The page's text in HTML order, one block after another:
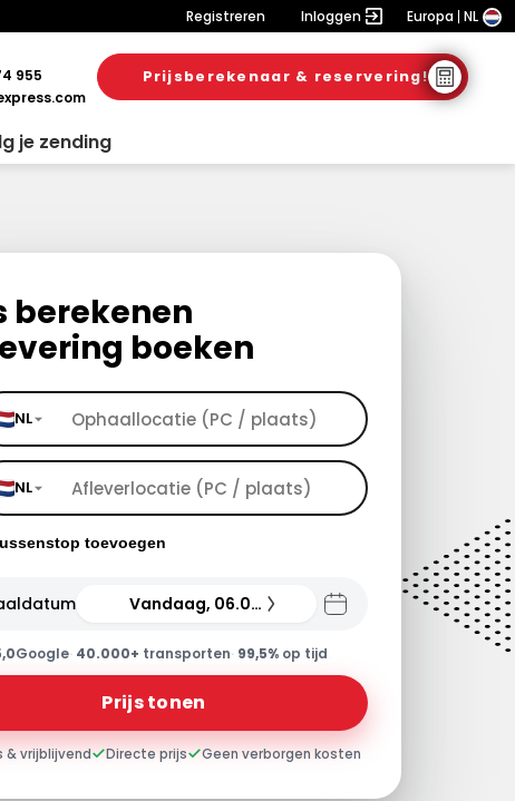
Registreren Inloggen Europa NL
955
Prijsberekenaar & reservering!
je zending
berekenen
boeken
NL
NL
toevoegen
Vandaag, 06.08.26
Google· 40.000+ transporten· 99,5%op tijd
Prijs tonen
& vrijblijvend Directe prijs Geen verborgen kosten